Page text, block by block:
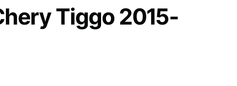
Tiggo 2015-